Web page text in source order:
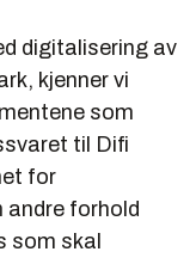
digitalisering av
kjenner vi
som
til Difi
for
andre forhold
som skal